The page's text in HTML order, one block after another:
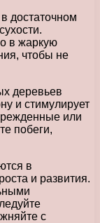
достаточном
в жаркую
чтобы не
деревьев
и стимулирует
или
побеги,
в
и развития.
с